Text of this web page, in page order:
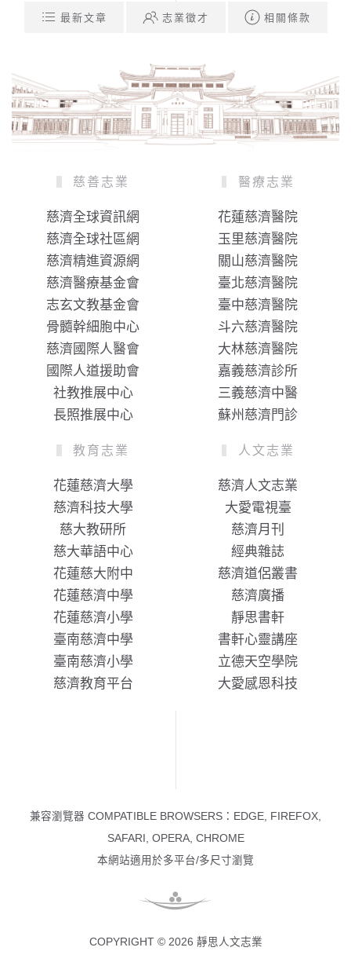
最新文章 志業徵才 相關條款
慈善志業
慈濟全球資訊網
慈濟全球社區網
慈濟精進資源網
慈濟醫療基金會
志玄文教基金會
骨髓幹細胞中心
慈濟國際人醫會
國際人道援助會
社教推展中心
長照推展中心
醫療志業
花蓮慈濟醫院
玉里慈濟醫院
關山慈濟醫院
臺北慈濟醫院
臺中慈濟醫院
斗六慈濟醫院
大林慈濟醫院
嘉義慈濟診所
三義慈濟中醫
蘇州慈濟門診
教育志業
花蓮慈濟大學
慈濟科技大學
慈大教研所
慈大華語中心
花蓮慈大附中
花蓮慈濟中學
花蓮慈濟小學
臺南慈濟中學
臺南慈濟小學
慈濟教育平台
人文志業
慈濟人文志業
大愛電視臺
慈濟月刊
經典雜誌
慈濟道侶叢書
慈濟廣播
靜思書軒
書軒心靈講座
立德天空學院
大愛感恩科技
兼容瀏覽器 COMPATIBLE BROWSERS：EDGE, FIREFOX,
SAFARI, OPERA, CHROME
本網站適用於多平台/多尺寸瀏覽
COPYRIGHT © 2026 靜思人文志業